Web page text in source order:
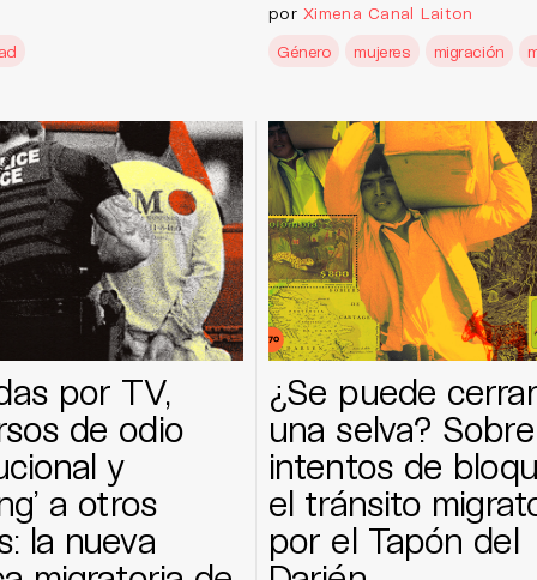
porXimena Canal Laiton
Género
mujeres migración
por TV,
de odio
y
a otros
la nueva
¿Se puede cerrar
una selva?
intentos de
el tránsito
por el Tapón del